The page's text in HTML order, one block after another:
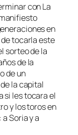
conLa
en
tocarla este
sorteo de la
de la
de un
la capital
si les tocara el
y los toros en
Soria y a